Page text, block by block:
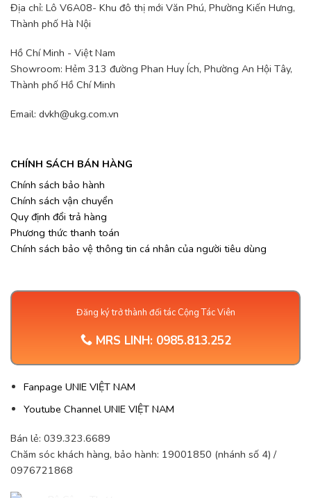
Địa chỉ: Lô V6A08- Khu đô thị mới Văn Phú, Phường Kiến Hưng,
Thành phố Hà Nội
Hồ Chí Minh - Việt Nam
Showroom: Hẻm 313 đường Phan Huy Ích, Phường An Hội Tây,
Thành phố Hồ Chí Minh
Email: dvkh@ukg.com.vn
CHÍNH SÁCH BÁN HÀNG
Chính sách bảo hành
Chính sách vận chuyển
Quy định đổi trả hàng
Phương thức thanh toán
Chính sách bảo vệ thông tin cá nhân của người tiêu dùng
Đăng ký trở thành đối tác Cộng Tác Viên
MRS LINH: 0985.813.252
Fanpage UNIE VIỆT NAM
Youtube Channel UNIE VIỆT NAM
Bán lẻ: 039.323.6689
Chăm sóc khách hàng, bảo hành: 19001850 (nhánh số 4) /
0976721868